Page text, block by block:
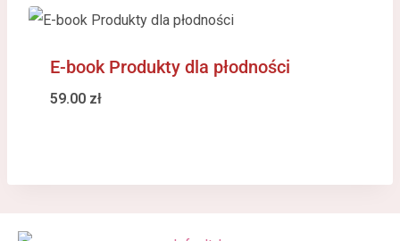
E-book Produkty dla płodności
59.00 zł